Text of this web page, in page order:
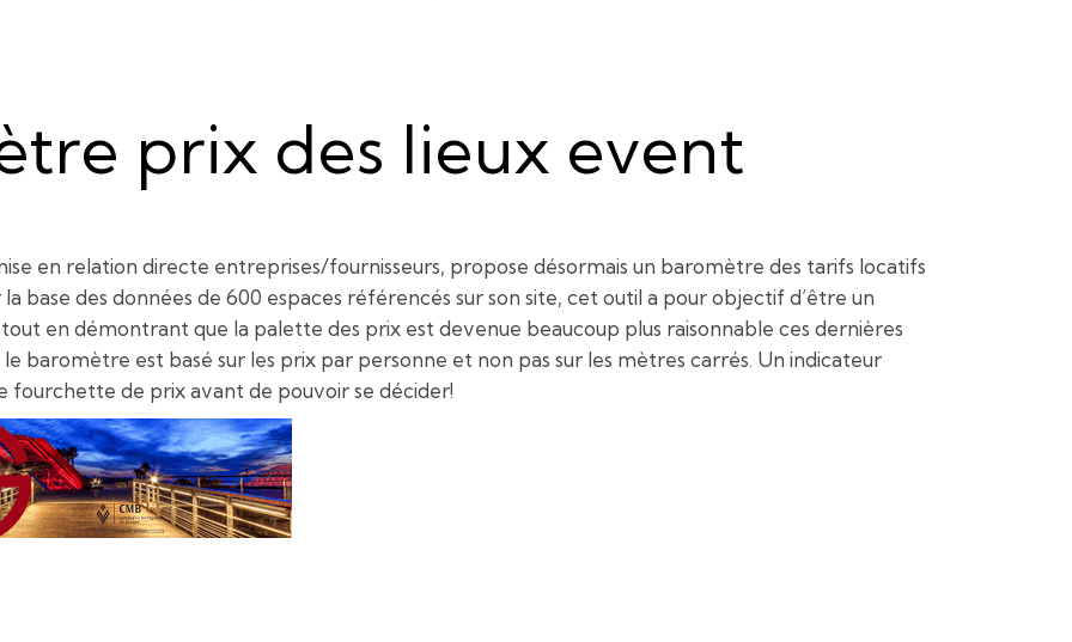
prix des lieux event
en relation directe entreprises/fournisseurs, propose désormais un baromètre des tarifs locatifs
base des données de 600 espaces référencés sur son site, cet outil a pour objectif d’être un
en démontrant que la palette des prix est devenue beaucoup plus raisonnable ces dernières
le baromètre est basé sur les prix par personne et non pas sur les mètres carrés. Un indicateur
fourchette de prix avant de pouvoir se décider!